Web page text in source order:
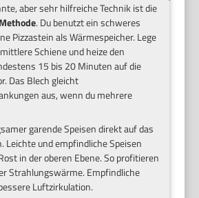
aber sehr hilfreiche Technik ist die
. Du benutzt ein schweres
Pizzastein als Wärmespeicher. Lege
Schiene und heize den
15 bis 20 Minuten auf die
Das Blech gleicht
aus, wenn du mehrere
garende Speisen direkt auf das
Leichte und empfindliche Speisen
in der oberen Ebene. So profitieren
Strahlungswärme. Empfindliche
Luftzirkulation.